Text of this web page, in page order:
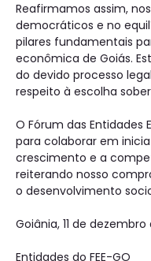
Reafirmamos assim,
democráticos e no
pilares fundamentais
econômica de Goiás.
do devido processo
respeito à escolha
O Fórum das Entidades
para colaborar em
crescimento e a
reiterando nosso
o desenvolvimento
Goiânia, 11 de dezembro
Entidades do FEE-GO